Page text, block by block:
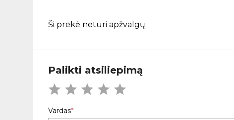
Ši prekė neturi apžvalgų.
Palikti atsiliepimą
Vardas